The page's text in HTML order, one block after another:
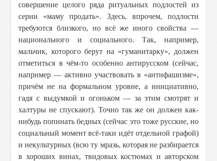
совершение целого ряда ритуальных подлостей из
серии «маму продать». Здесь, впрочем, подлости
требуются близкого, но всё же иного свойства —
национального и социального. Так, например,
мальчик, которого берут на «гуманитарку», должен
отметиться в чём-то особенно антирусском (сейчас,
например — активно участвовать в «антифашизме»,
причём не на формальном уровне, а инициативно,
гадя с выдумкой и огоньком — за этим смотрят и
халтуры не спускают). Точно так же он должен как-
нибудь попинать бедных (сейчас это тоже русские, но
социальный момент всё-таки идёт отдельной графой)
и некультурных (всю ту мразь, которая не разбирается
в хороших винах, твидовых костюмах и авторском